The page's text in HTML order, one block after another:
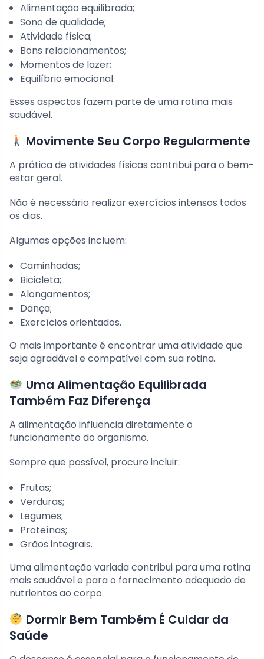
Alimentação equilibrada;
Sono de qualidade;
Atividade física;
Bons relacionamentos;
Momentos de lazer;
Equilíbrio emocional.
Esses aspectos fazem parte de uma rotina mais
saudável.
Movimente Seu Corpo Regularmente
A prática de atividades físicas contribui para o bem-
estar geral.
Não é necessário realizar exercícios intensos todos
os dias.
Algumas opções incluem:
Caminhadas;
Bicicleta;
Alongamentos;
Dança;
Exercícios orientados.
O mais importante é encontrar uma atividade que
seja agradável e compatível com sua rotina.
Uma Alimentação Equilibrada
Também Faz Diferença
A alimentação influencia diretamente o
funcionamento do organismo.
Sempre que possível, procure incluir:
Frutas;
Verduras;
Legumes;
Proteínas;
Grãos integrais.
Uma alimentação variada contribui para uma rotina
mais saudável e para o fornecimento adequado de
nutrientes ao corpo.
Dormir Bem Também É Cuidar da
Saúde